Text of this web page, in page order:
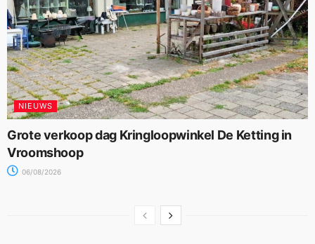
NIEUWS
Grote verkoop dag Kringloopwinkel De Ketting in
Vroomshoop
06/08/2026